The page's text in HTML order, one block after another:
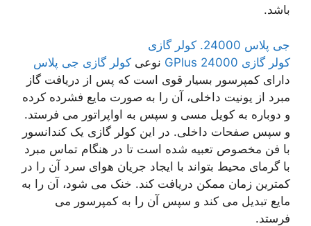
باشد.
جی پلاس 24000. کولر گازی
کولر گازی GPlus 24000
نوعی کولر گازی جی پلاس
دارای کمپرسور بسیار قوی است که پس از دریافت گاز
مبرد از یونیت داخلی، آن را به صورت مایع فشرده کرده
و دوباره به کویل مسی و سپس به اواپراتور می فرستد.
و سپس صفحات داخلی. در این کولر گازی یک کندانسور
با فن مخصوص تعبیه شده است تا در هنگام تماس مبرد
با گرمای محیط بتواند با ایجاد جریان هوای سرد آن را در
کمترین زمان ممکن دریافت کند. خنک می شود، آن را به
مایع تبدیل می کند و سپس آن را به کمپرسور می
فرستد.